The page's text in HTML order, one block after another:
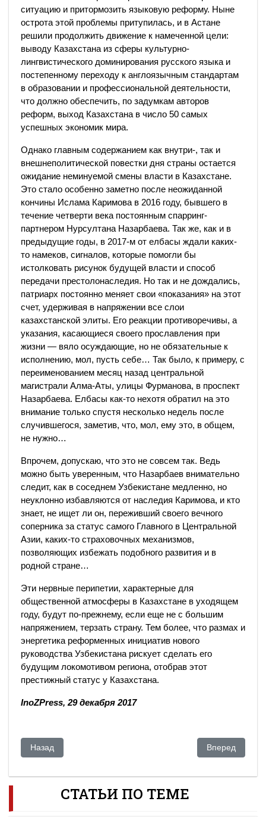
ситуацию и притормозить языковую реформу. Ныне
острота этой проблемы притупилась, и в Астане
решили продолжить движение к намеченной цели:
выводу Казахстана из сферы культурно-
лингвистического доминирования русского языка и
постепенному переходу к англоязычным стандартам
в образовании и профессиональной деятельности,
что должно обеспечить, по задумкам авторов
реформ, выход Казахстана в число 50 самых
успешных экономик мира.
Однако главным содержанием как внутри-, так и
внешнеполитической повестки дня страны остается
ожидание неминуемой смены власти в Казахстане.
Это стало особенно заметно после неожиданной
кончины Ислама Каримова в 2016 году, бывшего в
течение четверти века постоянным спарринг-
партнером Нурсултана Назарбаева. Так же, как и в
предыдущие годы, в 2017-м от елбасы ждали каких-
то намеков, сигналов, которые помогли бы
истолковать рисунок будущей власти и способ
передачи престолонаследия. Но так и не дождались,
патриарх постоянно меняет свои «показания» на этот
счет, удерживая в напряжении все слои
казахстанской элиты. Его реакции противоречивы, а
указания, касающиеся своего прославления при
жизни — вяло осуждающие, но не обязательные к
исполнению, мол, пусть себе… Так было, к примеру, с
переименованием месяц назад центральной
магистрали Алма-Аты, улицы Фурманова, в проспект
Назарбаева. Елбасы как-то нехотя обратил на это
внимание только спустя несколько недель после
случившегося, заметив, что, мол, ему это, в общем,
не нужно…
Впрочем, допускаю, что это не совсем так. Ведь
можно быть уверенным, что Назарбаев внимательно
следит, как в соседнем Узбекистане медленно, но
неуклонно избавляются от наследия Каримова, и кто
знает, не ищет ли он, переживший своего вечного
соперника за статус самого Главного в Центральной
Азии, каких-то страховочных механизмов,
позволяющих избежать подобного развития и в
родной стране…
Эти нервные перипетии, характерные для
общественной атмосферы в Казахстане в уходящем
году, будут по-прежнему, если еще не с большим
напряжением, терзать страну. Тем более, что размах и
энергетика реформенных инициатив нового
руководства Узбекистана рискует сделать его
будущим локомотивом региона, отобрав этот
престижный статус у Казахстана.
InoZPress, 29 декабря 2017
Предыдущий: Есть ли культ личности Назарбаева?
Назад Следующий:
Вперед
СТАТЬИ ПО ТЕМЕ